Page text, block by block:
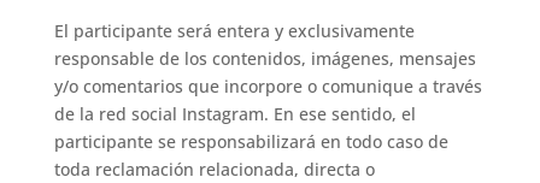
El participante será entera y exclusivamente
responsable de los contenidos, imágenes, mensajes
y/o comentarios que incorpore o comunique a través
de la red social Instagram. En ese sentido, el
participante se responsabilizará en todo caso de
toda reclamación relacionada, directa o